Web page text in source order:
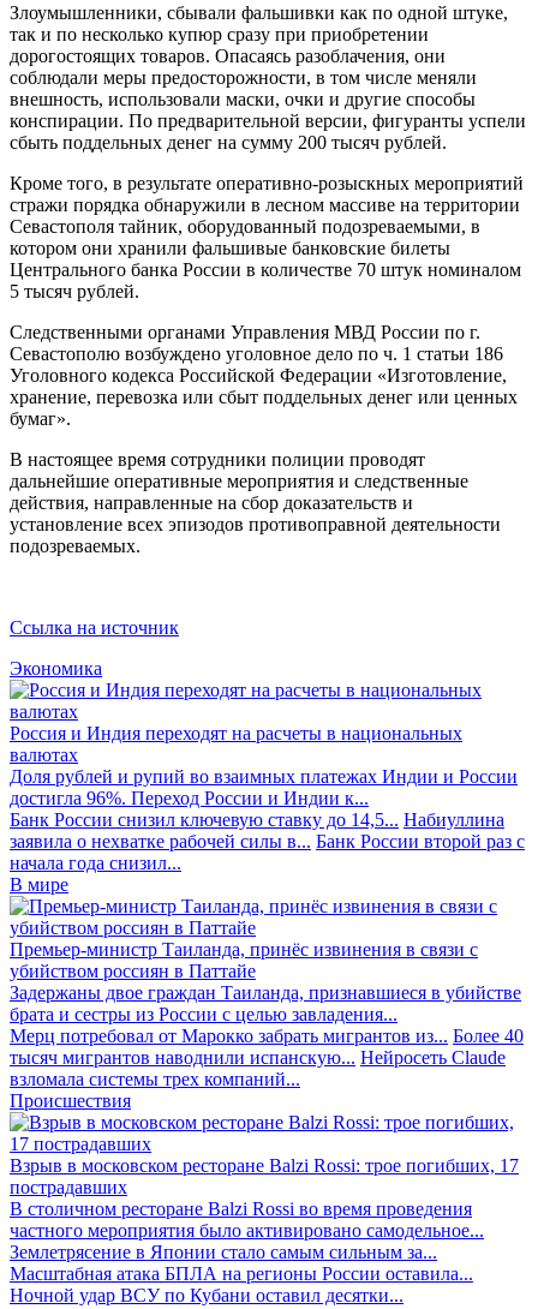
Злоумышленники, сбывали фальшивки как по одной штуке,
так и по несколько купюр сразу при приобретении
дорогостоящих товаров. Опасаясь разоблачения, они
соблюдали меры предосторожности, в том числе меняли
внешность, использовали маски, очки и другие способы
конспирации. По предварительной версии, фигуранты успели
сбыть поддельных денег на сумму 200 тысяч рублей.
Кроме того, в результате оперативно-розыскных мероприятий
стражи порядка обнаружили в лесном массиве на территории
Севастополя тайник, оборудованный подозреваемыми, в
котором они хранили фальшивые банковские билеты
Центрального банка России в количестве 70 штук номиналом
5 тысяч рублей.
Следственными органами Управления МВД России по г.
Севастополю возбуждено уголовное дело по ч. 1 статьи 186
Уголовного кодекса Российской Федерации «Изготовление,
хранение, перевозка или сбыт поддельных денег или ценных
бумаг».
В настоящее время сотрудники полиции проводят
дальнейшие оперативные мероприятия и следственные
действия, направленные на сбор доказательств и
установление всех эпизодов противоправной деятельности
подозреваемых.
Ссылка на источник
Экономика
Россия и Индия переходят на расчеты в национальных
валютах
Доля рублей и рупий во взаимных платежах Индии и России
достигла 96%. Переход России и Индии к...
Банк России снизил ключевую ставку до 14,5... Набиуллина
заявила о нехватке рабочей силы в... Банк России второй раз с
начала года снизил...
В мире
Премьер-министр Таиланда, принёс извинения в связи с
убийством россиян в Паттайе
Задержаны двое граждан Таиланда, признавшиеся в убийстве
брата и сестры из России с целью завладения...
Мерц потребовал от Марокко забрать мигрантов из... Более 40
тысяч мигрантов наводнили испанскую... Нейросеть Claude
взломала системы трех компаний...
Происшествия
Взрыв в московском ресторане Balzi Rossi: трое погибших, 17
пострадавших
В столичном ресторане Balzi Rossi во время проведения
частного мероприятия было активировано самодельное...
Землетрясение в Японии стало самым сильным за...
Масштабная атака БПЛА на регионы России оставила...
Ночной удар ВСУ по Кубани оставил десятки...